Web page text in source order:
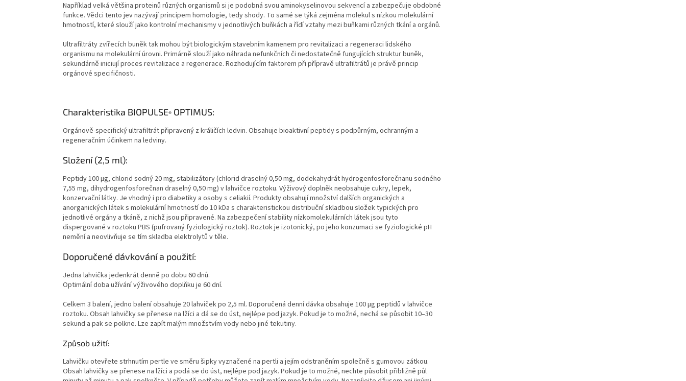
Například velká většina proteinů různých organismů si je podobná svou aminokyselinovou sekvencí a zabezpečuje obdobné
funkce. Vědci tento jev nazývají principem homologie, tedy shody. To samé se týká zejména molekul s nízkou molekulární
hmotností, které slouží jako kontrolní mechanismy v jednotlivých buňkách a řídí vztahy mezi buňkami různých tkání a orgánů.
Ultrafiltráty zvířecích buněk tak mohou být biologickým stavebním kamenem pro revitalizaci a regeneraci lidského
organismu na molekulární úrovni. Primárně slouží jako náhrada nefunkčních či nedostatečně fungujících struktur buněk,
sekundárně iniciují proces revitalizace a regenerace. Rozhodujícím faktorem při přípravě ultrafiltrátů je právě princip
orgánové specifičnosti.
Charakteristika BIOPULSE® OPTIMUS:
Orgánově-specifický ultrafiltrát připravený z králičích ledvin. Obsahuje bioaktivní peptidy s podpůrným, ochranným a
regeneračním účinkem na ledviny.
Složení (2,5 ml):
Peptidy 100 µg, chlorid sodný 20 mg, stabilizátory (chlorid draselný 0,50 mg, dodekahydrát hydrogenfosforečnanu sodného
7,55 mg, dihydrogenfosforečnan draselný 0,50 mg) v lahvičce roztoku. Výživový doplněk neobsahuje cukry, lepek,
konzervační látky. Je vhodný i pro diabetiky a osoby s celiakií. Produkty obsahují množství dalších organických a
anorganických látek s molekulární hmotností do 10 kDa s charakteristickou distribuční skladbou složek typických pro
jednotlivé orgány a tkáně, z nichž jsou připravené. Na zabezpečení stability nízkomolekulárních látek jsou tyto
dispergované v roztoku PBS (pufrovaný fyziologický roztok). Roztok je izotonický, po jeho konzumaci se fyziologické pH
nemění a neovlivňuje se tím skladba elektrolytů v těle.
Doporučené dávkování a použití:
Jedna lahvička jedenkrát denně po dobu 60 dnů.
Optimální doba užívání výživového doplňku je 60 dní.
Celkem 3 balení, jedno balení obsahuje 20 lahviček po 2,5 ml. Doporučená denní dávka obsahuje 100 µg peptidů v lahvičce
roztoku. Obsah lahvičky se přenese na lžíci a dá se do úst, nejlépe pod jazyk. Pokud je to možné, nechá se působit 10–30
sekund a pak se polkne. Lze zapít malým množstvím vody nebo jiné tekutiny.
Způsob užití:
Lahvičku otevřete strhnutím pertle ve směru šipky vyznačené na pertli a jejím odstraněním společně s gumovou zátkou.
Obsah lahvičky se přenese na lžíci a podá se do úst, nejlépe pod jazyk. Pokud je to možné, nechte působit přibližně půl